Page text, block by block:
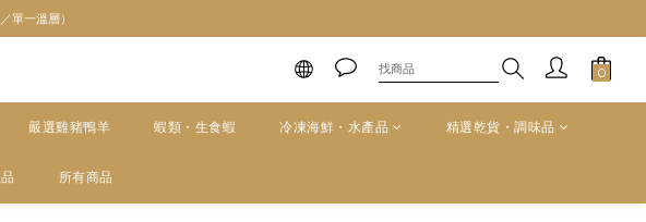
單一溫層）
嚴選雞豬鴨羊 蝦類・生食蝦 冷凍海鮮・水產品 精選乾貨・調味品
所有商品